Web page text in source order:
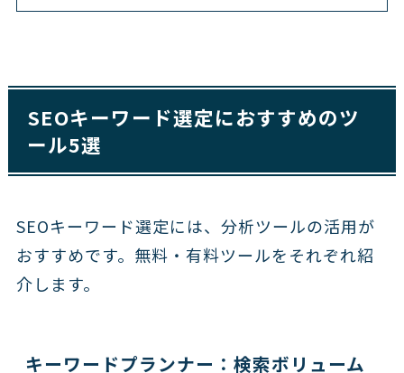
SEOキーワード選定におすすめのツ
ール5選
SEOキーワード選定には、分析ツールの活用が
おすすめです。無料・有料ツールをそれぞれ紹
介します。
キーワードプランナー：検索ボリューム